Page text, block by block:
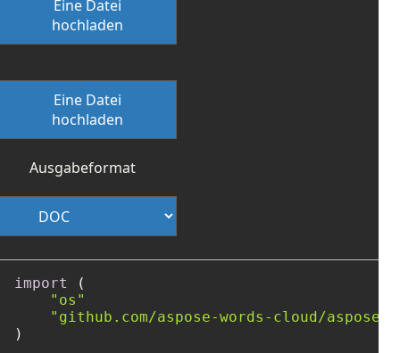
Eine Datei
hochladen
Eine Datei
hochladen
Ausgabeformat
import
(
"os"
"github.com/aspose-words-cloud/
)